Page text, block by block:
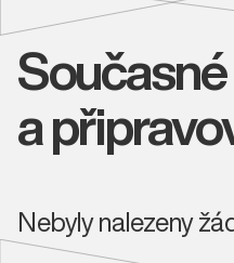
Současné
a
Nebyly nalezeny